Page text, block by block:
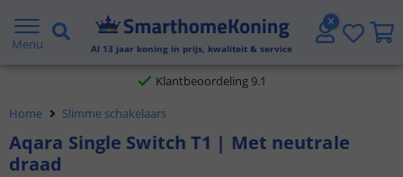
Menu Al 13 jaar koning in prijs, kwaliteit & service
Gratis verzending vanaf € 20,- NL en BE
Klantbeoordeling 9.1
Voor 23:45 uur besteld,
Home Slimme schakelaars
Aqara Single Switch T1 | Met neutrale
draad